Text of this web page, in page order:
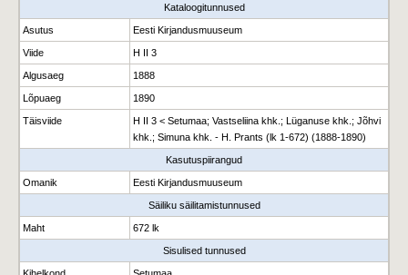
Kataloogitunnused
Asutus Eesti Kirjandusmuuseum
Viide H II 3
Algusaeg 1888
Lõpuaeg 1890
Täisviide
H II 3 < Setumaa; Vastseliina khk.; Lüganuse khk.; Jõhvi
khk.; Simuna khk. - H. Prants (lk 1-672) (1888-1890)
Kasutuspiirangud
Omanik Eesti Kirjandusmuuseum
Säiliku säilitamistunnused
Maht 672 lk
Sisulised tunnused